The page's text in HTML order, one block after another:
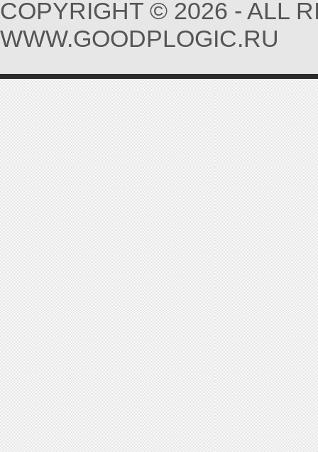
COPYRIGHT © 2026 - ALL
WWW.GOODPLOGIC.RU